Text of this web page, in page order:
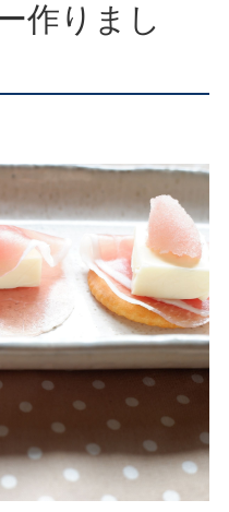
作りまし